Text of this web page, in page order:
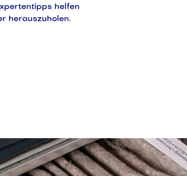
helfen
herauszuholen.